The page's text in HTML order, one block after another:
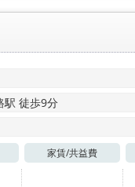
駅 徒歩9分
家賃/共益費